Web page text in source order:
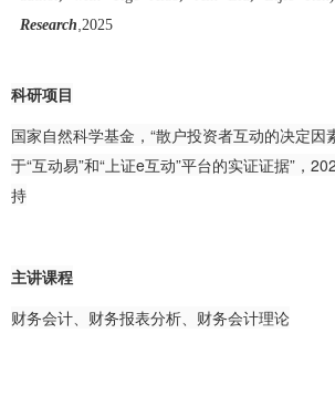
Research,2025
科研项目
国家自然科学基金，“散户投资者互动的决定
于“互动易”和“上证e互动”平台的实证证据”，
持
主讲课程
财务会计、财务报表分析、财务会计理论